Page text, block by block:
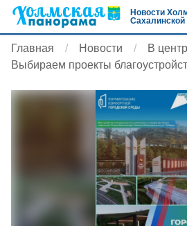
Новости
Сахалинской
Главная Новости
В
Выбираем проекты